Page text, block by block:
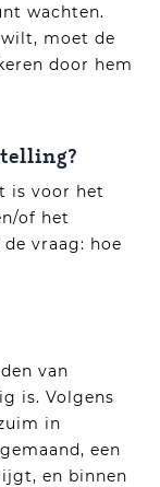
wachten.
moet de
door hem
is voor het
of het
vraag: hoe
van
is. Volgens
in
een
en binnen